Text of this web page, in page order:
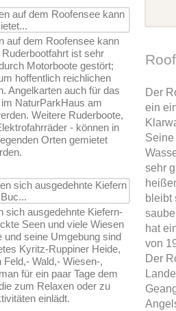
auf dem Roofensee kann
ist sehr
Motorboote gestört;
hoffentlich reichlichen
Angelkarten auch für das
NaturParkHaus am
Weitere Ruderboote,
- können in
Orten gemietet
sich ausgedehnte Kiefern-
Seen und viele Wiesen
und seine Umgebung sind
Kyritz-Ruppiner Heide,
Wald,- Wiesen-,
für ein paar Tage dem
zum Relaxen oder zu
einlädt.
Der
ein
Seine
sehr
bleibt
hat
von
Der